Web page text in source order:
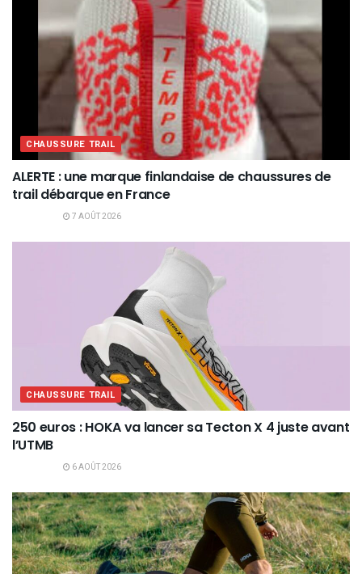
CHAUSSURE TRAIL
ALERTE : une marque finlandaise de chaussures de
trail débarque en France
7 AOÛT 2026
CHAUSSURE TRAIL
250 euros : HOKA va lancer sa Tecton X 4 juste avant
l’UTMB
6 AOÛT 2026